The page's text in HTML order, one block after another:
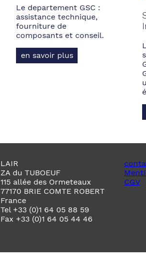
Le departement GSC :
assistance technique,
fourniture de
composants et conseil.
en savoir plus
LAIR
ZA du TUBOEUF
115 allée des Ormeteaux
77170 BRIE COMTE ROBERT
France
Tel +33 (0)1 64 05 88 59
Fax +33 (0)1 64 05 44 46
CGV